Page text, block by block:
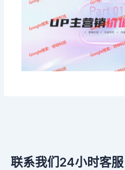
联系我们24小时客服